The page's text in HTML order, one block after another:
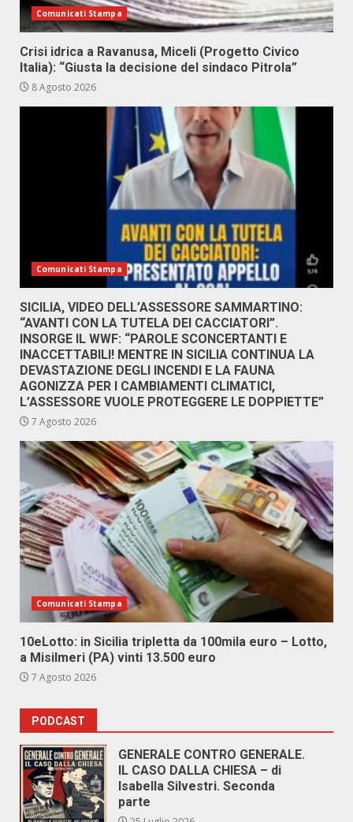
Comunicati Stampa
Crisi idrica a Ravanusa, Miceli (Progetto Civico
Italia): “Giusta la decisione del sindaco Pitrola”
8 Agosto 2026
Comunicati Stampa
SICILIA, VIDEO DELL’ASSESSORE SAMMARTINO:
“AVANTI CON LA TUTELA DEI CACCIATORI”.
INSORGE IL WWF: “PAROLE SCONCERTANTI E
INACCETTABILI! MENTRE IN SICILIA CONTINUA LA
DEVASTAZIONE DEGLI INCENDI E LA FAUNA
AGONIZZA PER I CAMBIAMENTI CLIMATICI,
L’ASSESSORE VUOLE PROTEGGERE LE DOPPIETTE”
7 Agosto 2026
Comunicati Stampa
10eLotto: in Sicilia tripletta da 100mila euro – Lotto,
a Misilmeri (PA) vinti 13.500 euro
7 Agosto 2026
PODCAST
GENERALE CONTRO GENERALE.
IL CASO DALLA CHIESA – di
Isabella Silvestri. Seconda
parte